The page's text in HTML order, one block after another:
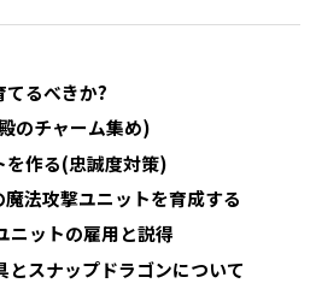
てるべきか?
のチャーム集め)
を作る(忠誠度対策)
法攻撃ユニットを育成する
ニットの雇用と説得
とスナップドラゴンについて